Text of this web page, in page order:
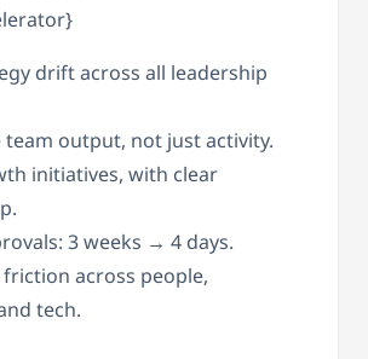
drift across all leadership
team output, not just activity.
initiatives, with clear
3 weeks → 4 days.
across people,
tech.